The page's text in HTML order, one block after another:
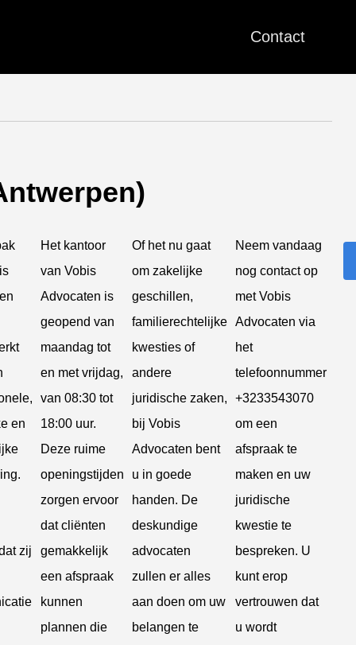
Contact
en
zij
Het kantoor
van Vobis
Advocaten is
geopend van
maandag tot
en met vrijdag,
van 08:30 tot
18:00 uur.
Deze ruime
openingstijden
zorgen ervoor
dat cliënten
gemakkelijk
een afspraak
kunnen
plannen die
Of het nu gaat
om zakelijke
geschillen,
familierechtelijke
kwesties of
andere
juridische zaken,
bij Vobis
Advocaten bent
u in goede
handen. De
deskundige
advocaten
zullen er alles
aan doen om uw
belangen te
Neem vandaag
nog contact op
met Vobis
Advocaten via
het
telefoonnummer
+3233543070
om een
afspraak te
maken en uw
juridische
kwestie te
bespreken. U
kunt erop
vertrouwen dat
u wordt